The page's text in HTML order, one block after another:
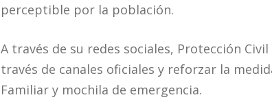
perceptible por la población.
A través de su redes sociales, Protección
través de canales oficiales y reforzar la
Familiar y mochila de emergencia.